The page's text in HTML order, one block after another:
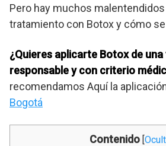
Pero hay muchos
tratamiento con Botox y cómo
¿Quieres aplicarte Botox de
responsable y con criterio
recomendamos Aquí la
Bogotá
Contenido [